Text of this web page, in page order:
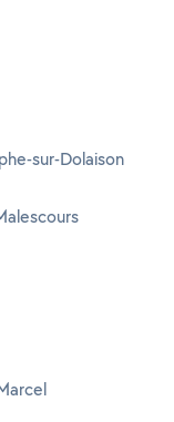
sur-Dolaison